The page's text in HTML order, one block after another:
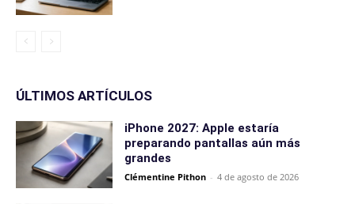
ÚLTIMOS ARTÍCULOS
iPhone 2027: Apple estaría
preparando pantallas aún más
grandes
Clémentine Pithon - 4 de agosto de 2026